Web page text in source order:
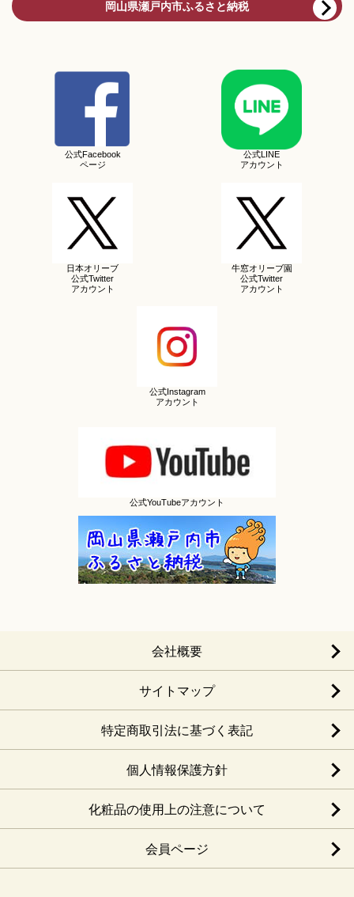
岡山県瀬戸内市ふるさと納税
公式Facebook
ページ
公式LINE
アカウント
日本オリーブ
公式Twitter
アカウント
牛窓オリーブ園
公式Twitter
アカウント
公式Instagram
アカウント
公式YouTubeアカウント
会社概要
サイトマップ
特定商取引法に基づく表記
個人情報保護方針
化粧品の使用上の注意について
会員ページ